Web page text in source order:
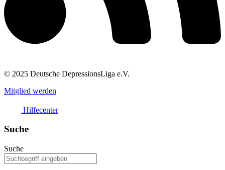
© 2025 Deutsche DepressionsLiga e.V.
Mitglied werden
Hilfecenter
Suche
Suche